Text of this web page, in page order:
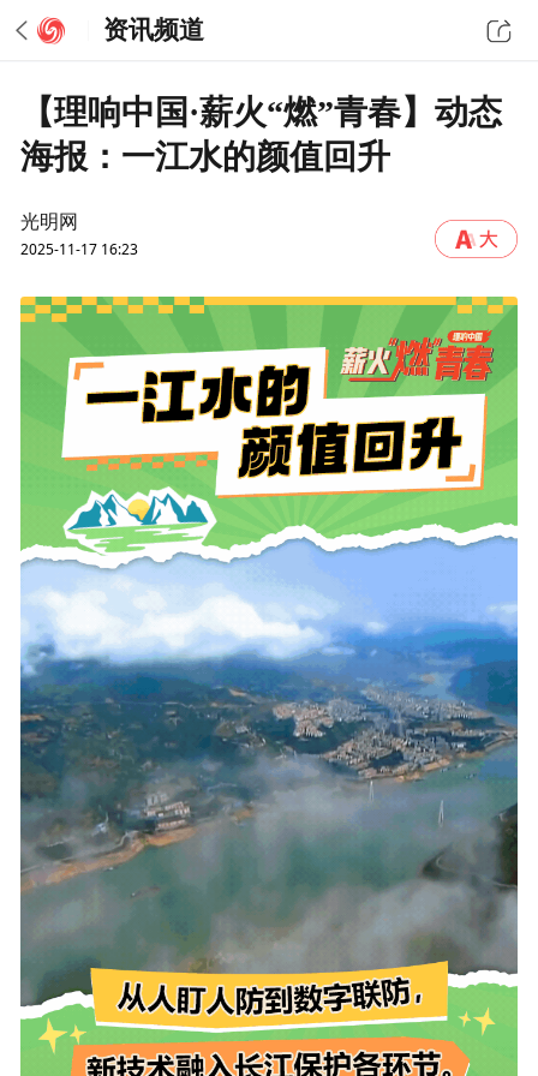
资讯频道
【理响中国·薪火“燃”青春】动态
海报：一江水的颜值回升
光明网
2025-11-17 16:23